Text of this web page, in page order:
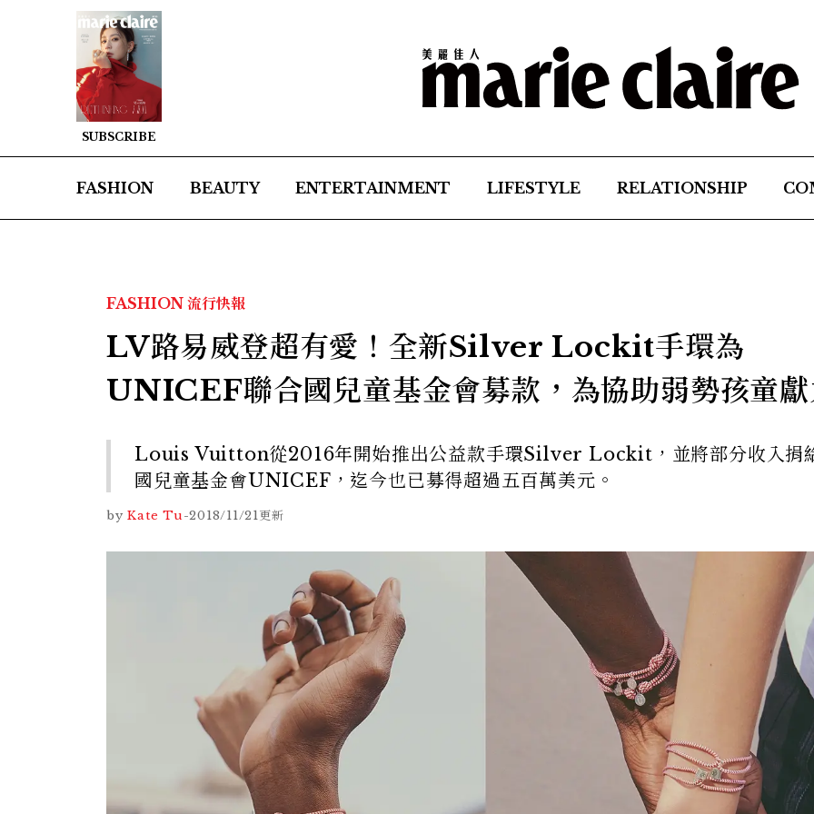
SUBSCRIBE
FASHION BEAUTY ENTERTAINMENT LIFESTYLE RELATIONSHIP
FASHION 流行快報
LV路易威登超有愛！全新Silver Lockit手環為
UNICEF聯合國兒童基金會募款，為協助弱勢孩童
Louis Vuitton從2016年開始推出公益款手環Silver Lockit，並將部分收入捐
國兒童基金會UNICEF，迄今也已募得超過五百萬美元。
by Kate Tu-2018/11/21更新